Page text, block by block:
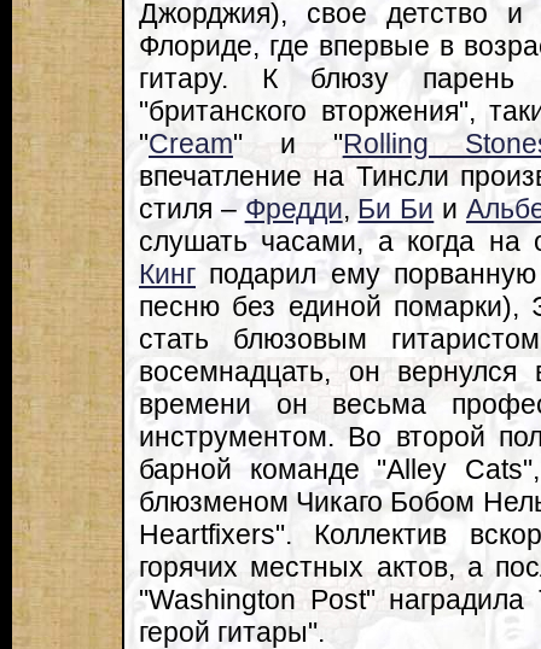
Джорджия), свое детство
Флориде, где впервые в
гитару. К блюзу парень
"британского вторжения",
"Cream" и "Rolling
впечатление на Тинсли
стиля –Фредди, Би Би и
слушать часами, а когда
Кинг подарил ему
песню без единой помарки),
стать блюзовым
восемнадцать, он
времени он весьма
инструментом. Во второй
барной команде "Alley
блюзменом Чикаго Бобом
Heartfixers". Коллектив
горячих местных актов, а
"Washington Post"
герой гитары".